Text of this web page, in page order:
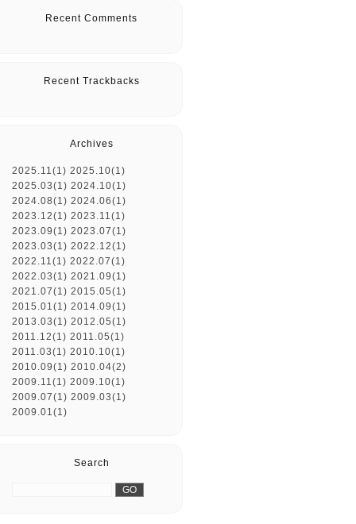
Recent Comments
Recent Trackbacks
Archives
2025.11(1) 2025.10(1)
2025.03(1) 2024.10(1)
2024.08(1) 2024.06(1)
2023.12(1) 2023.11(1)
2023.09(1) 2023.07(1)
2023.03(1) 2022.12(1)
2022.11(1) 2022.07(1)
2022.03(1) 2021.09(1)
2021.07(1) 2015.05(1)
2015.01(1) 2014.09(1)
2013.03(1) 2012.05(1)
2011.12(1) 2011.05(1)
2011.03(1) 2010.10(1)
2010.09(1) 2010.04(2)
2009.11(1) 2009.10(1)
2009.07(1) 2009.03(1)
2009.01(1)
Search